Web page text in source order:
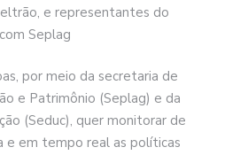
e representantes do
Seplag
por meio da secretaria de
e Patrimônio (Seplag) e da
(Seduc), quer monitorar de
e em tempo real as políticas